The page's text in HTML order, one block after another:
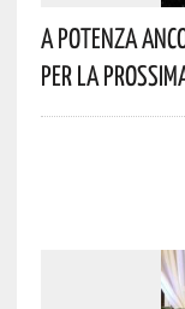
A Potenza
Per La